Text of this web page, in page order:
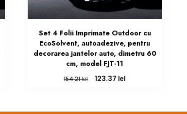
Set 4 Folii Imprimate Outdoor cu
EcoSolvent, autoadezive, pentru
decorarea jantelor auto, dimetru 60
cm, model FJT-11
154.21lei
Prețul
123.37 lei